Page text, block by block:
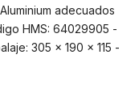
adecuados
HMS: 64029905 -
305 x 190 x 115 -